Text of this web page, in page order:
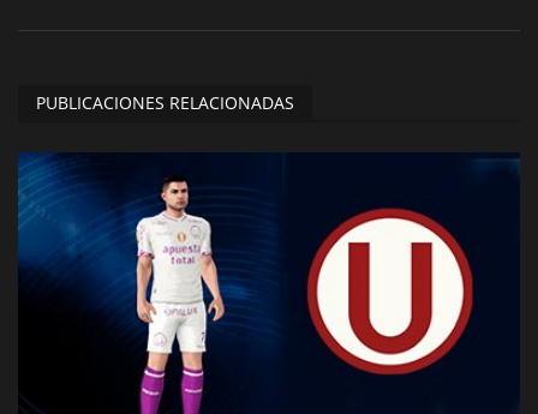
PUBLICACIONES RELACIONADAS